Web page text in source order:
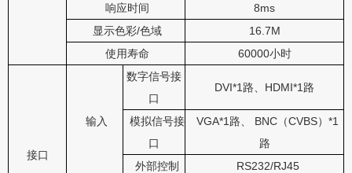
响应时间
8ms
显示色彩/色域
16.7M
使用寿命
60000小时
接口
输入
数字信号接
口
DVI*1路、HDMI*1路
模拟信号接
口
VGA*1路、 BNC（CVBS）*1
路
外部控制
RS232/RJ45